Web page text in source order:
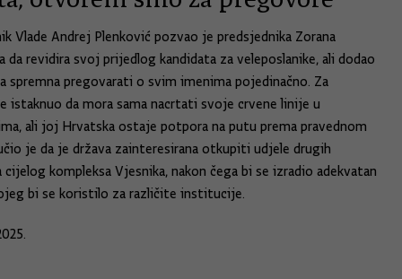
Vlade Andrej Plenković pozvao je predsjednika Zorana
da revidira svoj prijedlog kandidata za veleposlanike, ali dodao
spremna pregovarati o svim imenima pojedinačno. Za
istaknuo da mora sama nacrtati svoje crvene linije u
ali joj Hrvatska ostaje potpora na putu prema pravednom
je da je država zainteresirana otkupiti udjele drugih
cijelog kompleksa Vjesnika, nakon čega bi se izradio adekvatan
bi se koristilo za različite institucije.